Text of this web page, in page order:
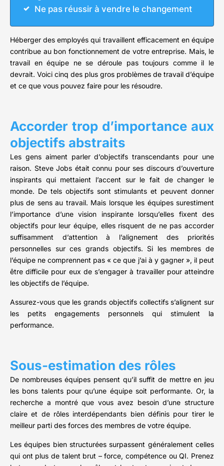
Ne pas réussir à vendre le changement
Héberger des employés qui travaillent efficacement en équipe
contribue au bon fonctionnement de votre entreprise. Mais, le
travail en équipe ne se déroule pas toujours comme il le
devrait. Voici cinq des plus gros problèmes de travail d’équipe
et ce que vous pouvez faire pour les résoudre.
Accorder trop d’importance aux
objectifs abstraits
Les gens aiment parler d’objectifs transcendants pour une
raison. Steve Jobs était connu pour ses discours d’ouverture
inspirants qui mettaient l’accent sur le fait de changer le
monde. De tels objectifs sont stimulants et peuvent donner
plus de sens au travail. Mais lorsque les équipes surestiment
l’importance d’une vision inspirante lorsqu’elles fixent des
objectifs pour leur équipe, elles risquent de ne pas accorder
suffisamment d’attention à l’alignement des priorités
personnelles sur ces grands objectifs. Si les membres de
l’équipe ne comprennent pas « ce que j’ai à y gagner », il peut
être difficile pour eux de s’engager à travailler pour atteindre
les objectifs de l’équipe.
Assurez-vous que les grands objectifs collectifs s’alignent sur
les petits engagements personnels qui stimulent la
performance.
Sous-estimation des rôles
De nombreuses équipes pensent qu’il suffit de mettre en jeu
les bons talents pour qu’une équipe soit performante. Or, la
recherche a montré que vous avez besoin d’une structure
claire et de rôles interdépendants bien définis pour tirer le
meilleur parti des forces des membres de votre équipe.
Les équipes bien structurées surpassent généralement celles
qui ont plus de talent brut – force, compétence ou QI. Prenez